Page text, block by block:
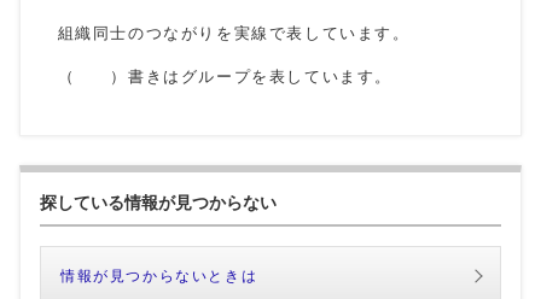
組織同士のつながりを実線で表しています。
（ ）書きはグループを表しています。
探している情報が見つからない
情報が見つからないときは